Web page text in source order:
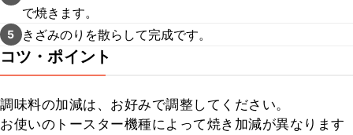
で焼きます。
5 きざみのりを散らして完成です。
コツ・ポイント
調味料の加減は、お好みで調整してください。
お使いのトースター機種によって焼き加減が異なります